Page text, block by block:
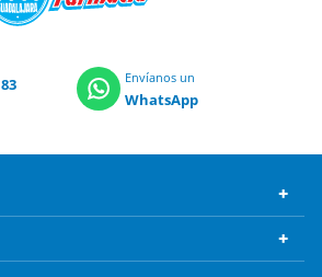
83
Envíanos un
WhatsApp